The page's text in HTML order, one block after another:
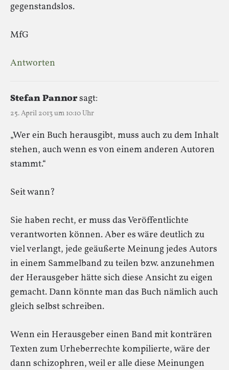
gegenstandslos.
MfG
Antworten
Stefan Pannorsagt:
25. April 2013 um 10:10 Uhr
„Wer ein Buch her­aus­gibt, muss auch zu dem Inhalt
ste­hen, auch wenn es von einem ande­ren Auto­ren
stammt.“
Seit wann?
Sie haben recht, er muss das Veröffentlichte
verantworten können. Aber es wäre deutlich zu
viel verlangt, jede geäußerte Meinung jedes Autors
in einem Sammelband zu teilen bzw. anzunehmen
der Herausgeber hätte sich diese Ansicht zu eigen
gemacht. Dann könnte man das Buch nämlich auch
gleich selbst schreiben.
Wenn ein Herausgeber einen Band mit konträren
Texten zum Urheberrechte kompilierte, wäre der
dann schizophren, weil er alle diese Meinungen